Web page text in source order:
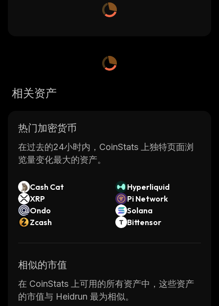
相关资产
热门加密货币
在过去的24小时内，CoinStats 上独特页面浏
览量变化最大的资产。
Cash Cat
Hyperliquid
XRP
Pi Network
Ondo
Solana
Zcash
Bittensor
相似的市值
在 CoinStats 上可用的所有资产中，这些资产
的市值与 Heidrun 最为相似。